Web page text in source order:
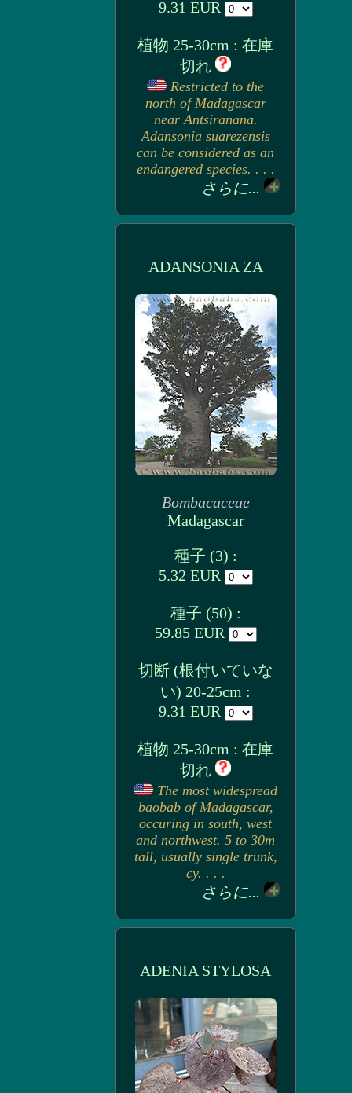
9.31 EUR
植物 25-30cm : 在庫
切れ
Restricted to the
north of Madagascar
near Antsiranana.
Adansonia suarezensis
can be considered as an
endangered species. . . .
さらに...
ADANSONIA ZA
Bombacaceae
Madagascar
種子 (3) :
5.32 EUR
種子 (50) :
59.85 EUR
切断 (根付いていな
い) 20-25cm :
9.31 EUR
植物 25-30cm : 在庫
切れ
The most widespread
baobab of Madagascar,
occuring in south, west
and northwest. 5 to 30m
tall, usually single trunk,
cy. . . .
さらに...
ADENIA STYLOSA